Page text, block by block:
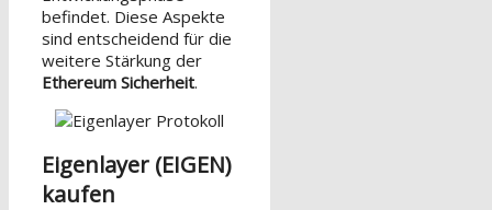
befindet. Diese Aspekte
sind entscheidend für die
weitere Stärkung der
Ethereum Sicherheit.
Eigenlayer (EIGEN)
kaufen